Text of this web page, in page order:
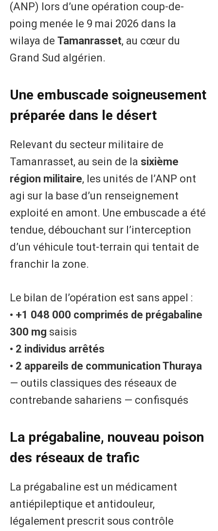
(ANP) lors d’une opération coup-de-
poing menée le 9 mai 2026 dans la
wilaya de Tamanrasset, au cœur du
Grand Sud algérien.
Une embuscade soigneusement
préparée dans le désert
Relevant du secteur militaire de
Tamanrasset, au sein de la sixième
région militaire, les unités de l’ANP ont
agi sur la base d’un renseignement
exploité en amont. Une embuscade a été
tendue, débouchant sur l’interception
d’un véhicule tout-terrain qui tentait de
franchir la zone.
Le bilan de l’opération est sans appel :
• +1 048 000 comprimés de prégabaline
300 mg saisis
• 2 individus arrêtés
• 2 appareils de communication Thuraya
— outils classiques des réseaux de
contrebande sahariens — confisqués
La prégabaline, nouveau poison
des réseaux de trafic
La prégabaline est un médicament
antiépileptique et antidouleur,
légalement prescrit sous contrôle